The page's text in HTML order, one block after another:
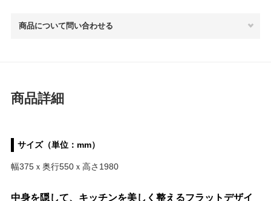
商品について問い合わせる
商品詳細
サイズ（単位：mm）
幅375ｘ奥行550ｘ高さ1980
中身を隠して、キッチンを美しく整えるフラットデザイ